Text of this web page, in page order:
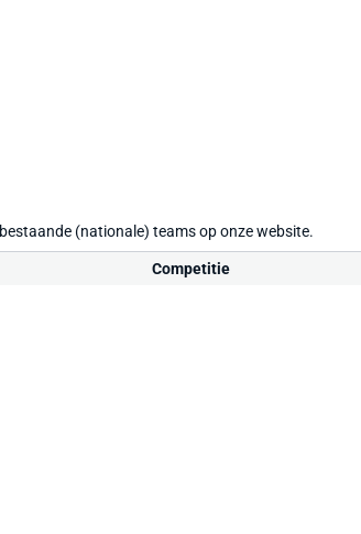
(nationale) teams op onze website.
Competitie